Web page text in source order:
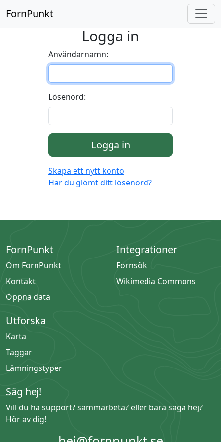
FornPunkt
Logga in
Användarnamn:
Lösenord:
Logga in
Skapa ett nytt konto
Har du glömt ditt lösenord?
FornPunkt
Om FornPunkt
Kontakt
Öppna data
Integrationer
Fornsök
Wikimedia Commons
Utforska
Karta
Taggar
Lämningstyper
Säg hej!
Vill du ha support? sammarbeta? eller bara säga hej?
Hör av dig!